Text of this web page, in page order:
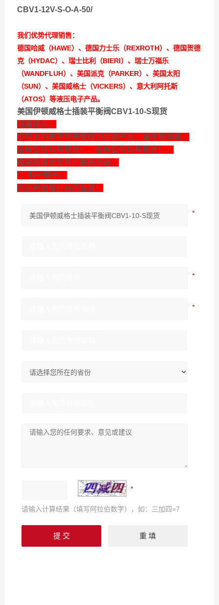
CBV1-12V-S-O-A-50/
我们优势代理销售：
德国哈威（HAWE）、德国力士乐（REXROTH）、德国贺德
克（HYDAC）、瑞士比利（BIERI）、瑞士万福乐
（WANDFLUH）、美国派克（PARKER）、美国太阳
（SUN）、美国威格士（VICKERS）、意大利阿托斯
（ATOS）等液压电子产品。
美国伊顿威格士插装平衡阀CBV1-10-S现货
温馨提示：
如在此列表中您未查找到合适产品，请来电详询，
各种型号均有现货！、各种型号均有现货！、
需采购其他型号可联系咨询。
*，假一赔十，
欢迎新老客户共同监督！
请输入计算结果（填写阿拉伯数字），如：三加四=7